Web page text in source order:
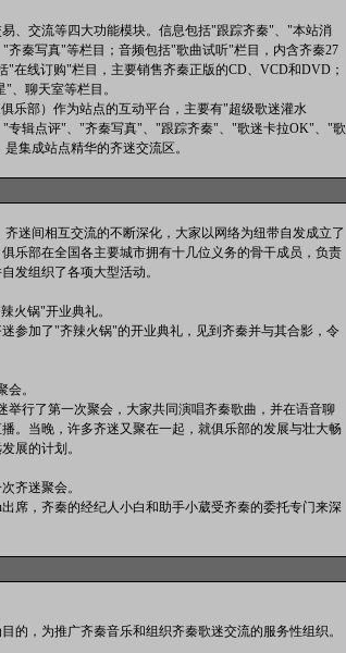
交流等四大功能模块。信息包括"跟踪齐秦"、"本站消
秦写真"等栏目；音频包括"歌曲试听"栏目，内含齐秦27
"在线订购"栏目，主要销售齐秦正版的CD、VCD和DVD；
、聊天室等栏目。
部）作为站点的互动平台，主要有"超级歌迷灌水
专辑点评"、"齐秦写真"、"跟踪齐秦"、"歌迷卡拉OK"、"歌
集成站点精华的齐迷交流区。
间相互交流的不断深化，大家以网络为纽带自发成立了
乐部在全国各主要城市拥有十几位义务的骨干成员，负责
发组织了各项大型活动。
火锅"开业典礼。
参加了"齐辣火锅"的开业典礼，见到齐秦并与其合影，令
。
行了第一次聚会，大家共同演唱齐秦歌曲，并在语音聊
。当晚，许多齐迷又聚在一起，就俱乐部的发展与壮大畅
展的计划。
齐迷聚会。
席，齐秦的经纪人小白和助手小葳受齐秦的委托专门来深
，为推广齐秦音乐和组织齐秦歌迷交流的服务性组织。